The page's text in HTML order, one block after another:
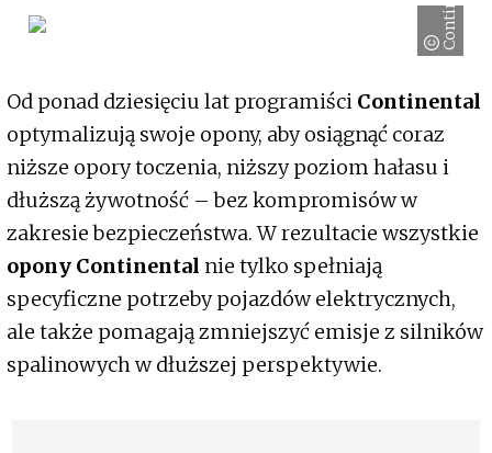
Od ponad dziesięciu lat programiści Continental
optymalizują swoje opony, aby osiągnąć coraz
niższe opory toczenia, niższy poziom hałasu i
dłuższą żywotność – bez kompromisów w
zakresie bezpieczeństwa. W rezultacie wszystkie
opony Continental nie tylko spełniają
specyficzne potrzeby pojazdów elektrycznych,
ale także pomagają zmniejszyć emisje z silników
spalinowych w dłuższej perspektywie.